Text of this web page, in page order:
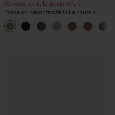
Achetez-en 2, le 3e est offert
Pantalon décontracté taille haute à
cordon, coupe large en mélange de lin,
avec poches